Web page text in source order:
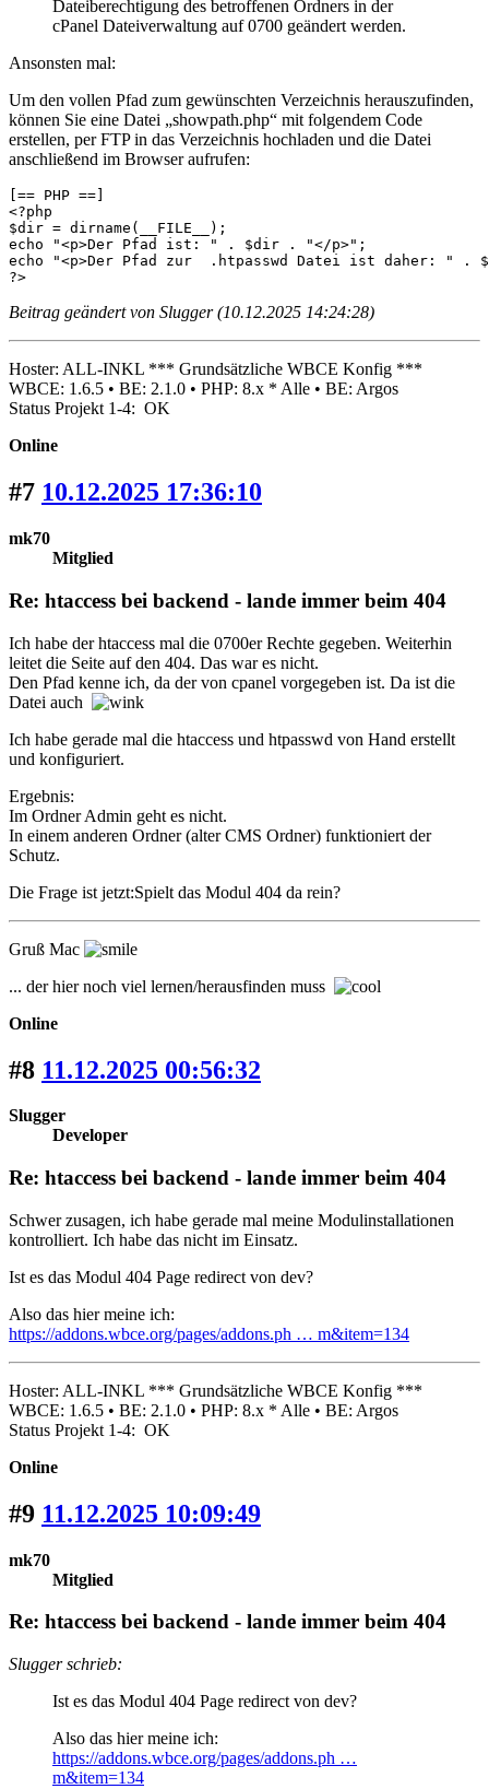
Dateiberechtigung des betroffenen Ordners in der
cPanel Dateiverwaltung auf 0700 geändert werden.
Ansonsten mal:
Um den vollen Pfad zum gewünschten Verzeichnis herauszufinden,
können Sie eine Datei „showpath.php“ mit folgendem Code
erstellen, per FTP in das Verzeichnis hochladen und die Datei
anschließend im Browser aufrufen:
[== PHP ==]
<?php
$dir = dirname(__FILE__);
echo "<p>Der Pfad ist: " . $dir . "</p>";
echo "<p>Der Pfad zur  .htpasswd Datei ist daher: "
?>
Beitrag geändert von Slugger (10.12.2025 14:24:28)
Hoster: ALL-INKL *** Grundsätzliche WBCE Konfig ***
WBCE: 1.6.5 • BE: 2.1.0 • PHP: 8.x * Alle • BE: Argos
Status Projekt 1-4: OK
Online
#7 10.12.2025 17:36:10
mk70
Mitglied
Re: htaccess bei backend - lande immer beim 404
Ich habe der htaccess mal die 0700er Rechte gegeben. Weiterhin
leitet die Seite auf den 404. Das war es nicht.
Den Pfad kenne ich, da der von cpanel vorgegeben ist. Da ist die
Datei auch
Ich habe gerade mal die htaccess und htpasswd von Hand erstellt
und konfiguriert.
Ergebnis:
Im Ordner Admin geht es nicht.
In einem anderen Ordner (alter CMS Ordner) funktioniert der
Schutz.
Die Frage ist jetzt:Spielt das Modul 404 da rein?
Gruß Mac
... der hier noch viel lernen/herausfinden muss
Online
#8 11.12.2025 00:56:32
Slugger
Developer
Re: htaccess bei backend - lande immer beim 404
Schwer zusagen, ich habe gerade mal meine Modulinstallationen
kontrolliert. Ich habe das nicht im Einsatz.
Ist es das Modul 404 Page redirect von dev?
Also das hier meine ich:
https://addons.wbce.org/pages/addons.ph … m&item=134
Hoster: ALL-INKL *** Grundsätzliche WBCE Konfig ***
WBCE: 1.6.5 • BE: 2.1.0 • PHP: 8.x * Alle • BE: Argos
Status Projekt 1-4: OK
Online
#9 11.12.2025 10:09:49
mk70
Mitglied
Re: htaccess bei backend - lande immer beim 404
Slugger schrieb:
Ist es das Modul 404 Page redirect von dev?
Also das hier meine ich:
https://addons.wbce.org/pages/addons.ph …
m&item=134